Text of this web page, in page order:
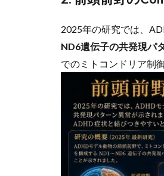
2025年の研究では、
ND6遺伝子の共発現パ
でのミトコンドリア制